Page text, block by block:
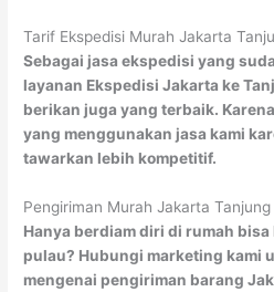
Tarif Ekspedisi Murah Jakarta
Sebagai jasa ekspedisi yang
layanan Ekspedisi Jakarta ke
berikan juga yang terbaik.
yang menggunakan jasa kami
tawarkan lebih kompetitif.
Pengiriman Murah Jakarta Tanjung
Hanya berdiam diri di rumah
pulau? Hubungi marketing kami
mengenai pengiriman barang